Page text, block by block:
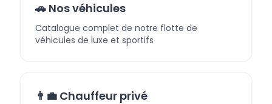
🚗 Nos véhicules
Catalogue complet de notre flotte de
véhicules de luxe et sportifs
👨‍💼 Chauffeur privé